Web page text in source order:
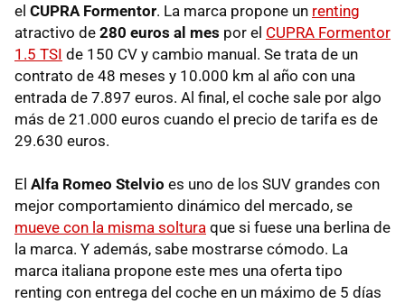
el CUPRA Formentor. La marca propone un renting
atractivo de 280 euros al mes por el CUPRA Formentor
1.5 TSI de 150 CV y cambio manual. Se trata de un
contrato de 48 meses y 10.000 km al año con una
entrada de 7.897 euros. Al final, el coche sale por algo
más de 21.000 euros cuando el precio de tarifa es de
29.630 euros.
El Alfa Romeo Stelvio es uno de los SUV grandes con
mejor comportamiento dinámico del mercado, se
mueve con la misma soltura que si fuese una berlina de
la marca. Y además, sabe mostrarse cómodo. La
marca italiana propone este mes una oferta tipo
renting con entrega del coche en un máximo de 5 días